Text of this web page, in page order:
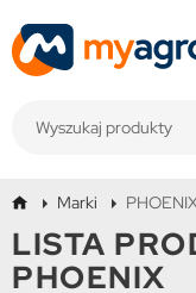
Marki
LISTA
PHOENIX